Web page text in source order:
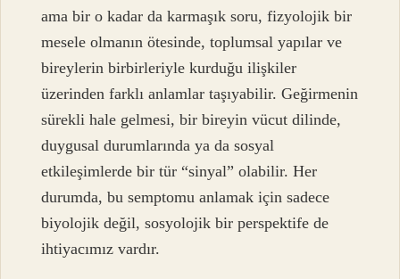
ama bir o kadar da karmaşık soru, fizyolojik bir
mesele olmanın ötesinde, toplumsal yapılar ve
bireylerin birbirleriyle kurduğu ilişkiler
üzerinden farklı anlamlar taşıyabilir. Geğirmenin
sürekli hale gelmesi, bir bireyin vücut dilinde,
duygusal durumlarında ya da sosyal
etkileşimlerde bir tür “sinyal” olabilir. Her
durumda, bu semptomu anlamak için sadece
biyolojik değil, sosyolojik bir perspektife de
ihtiyacımız vardır.